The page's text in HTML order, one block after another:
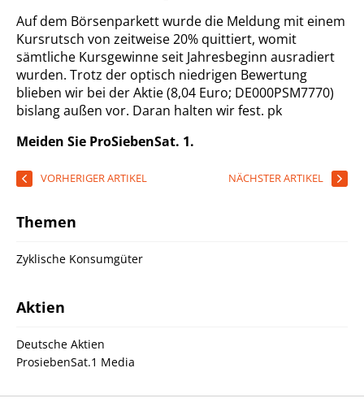
Auf dem Börsenparkett wurde die Meldung mit einem
Kursrutsch von zeitweise 20% quittiert, womit
sämtliche Kursgewinne seit Jahresbeginn ausradiert
wurden. Trotz der optisch niedrigen Bewertung
blieben wir bei der Aktie (8,04 Euro; DE000PSM7770)
bislang außen vor. Daran halten wir fest. pk
Meiden Sie ProSiebenSat. 1.
VORHERIGER ARTIKEL NÄCHSTER ARTIKEL
Themen
Zyklische Konsumgüter
Aktien
Deutsche Aktien
ProsiebenSat.1 Media